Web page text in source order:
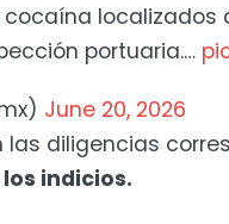
localizados
portuaria.…
June 20, 2026
las diligencias
indicios.